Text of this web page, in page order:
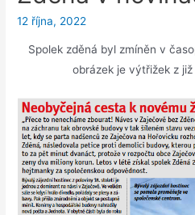
12 října, 2022
Spolek zděná byl zmíněn v
obrázek je výtřižek z